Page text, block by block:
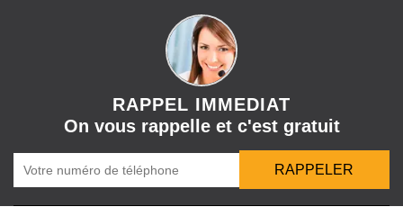
RAPPEL IMMEDIAT
On vous rappelle et c'est gratuit